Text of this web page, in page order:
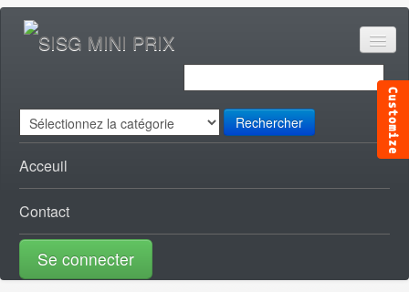
Rechercher
Acceuil
Contact
Se connecter